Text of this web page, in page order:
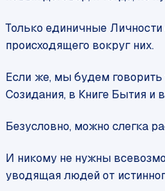
Только единичные
происходящего вокруг них.
Если же, мы будем говорить
Созидания, в Книге Бытия и
Безусловно, можно слегка
И никому не нужны
уводящая людей от